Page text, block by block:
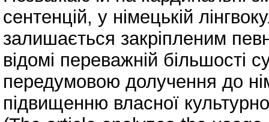
сентенцій, у німецькій
залишається закріпленим
відомі переважній більшості
передумовою долучення до
підвищенню власної